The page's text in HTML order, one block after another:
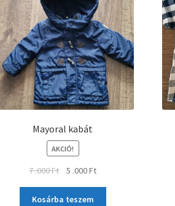
Mayoral kabát
AKCIÓ!
7 .000Ft 5 .000Ft
Kosárba teszem